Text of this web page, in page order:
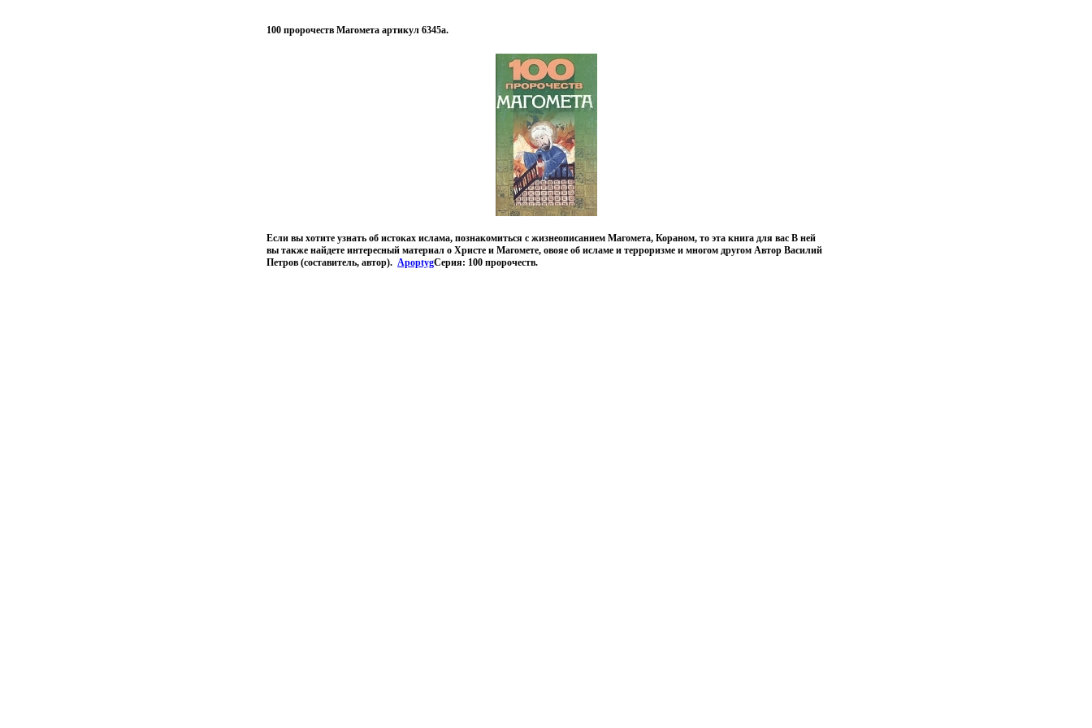
100 пророчеств Магомета артикул 6345a.
Если вы хотите узнать об истоках ислама, познакомиться с жизнеописанием Магомета, Кораном, то эта книга для вас В ней
вы также найдете интересный материал о Христе и Магомете, овояе об исламе и терроризме и многом другом Автор Василий
Петров (составитель, автор). ApoptygСерия: 100 пророчеств.